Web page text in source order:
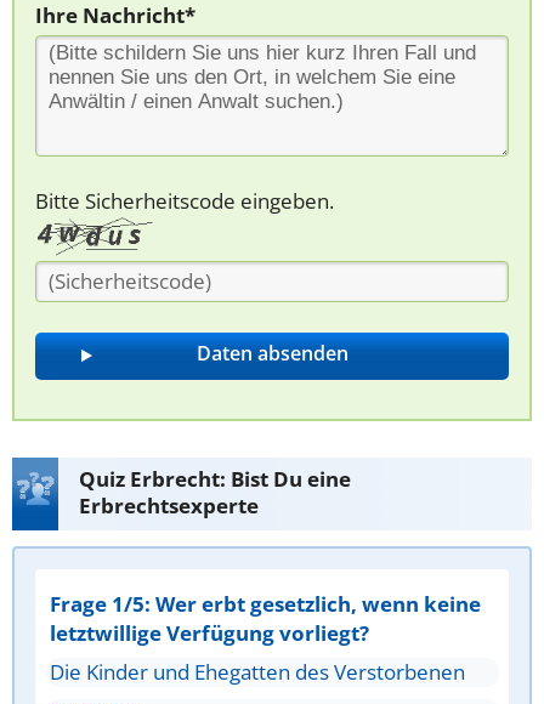
Ihre Nachricht*
Bitte Sicherheitscode eingeben.
Quiz Erbrecht: Bist Du eine
Erbrechtsexperte
Frage 1/5: Wer erbt gesetzlich, wenn keine
letztwillige Verfügung vorliegt?
Die Kinder und Ehegatten des Verstorbenen